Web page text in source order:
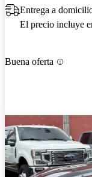
Entrega a
El precio incluye
Buena oferta